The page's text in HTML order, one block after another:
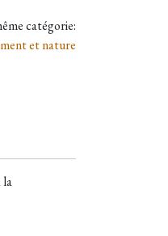
catégorie:
et nature
la